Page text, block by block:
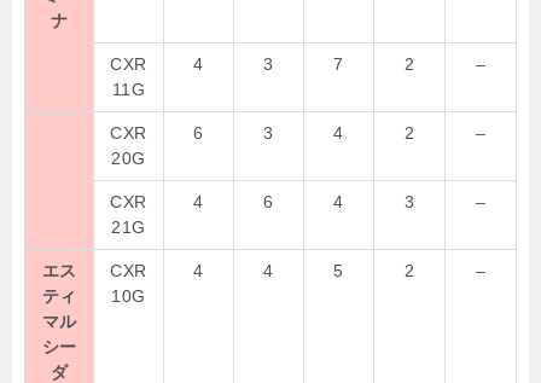
ナ
CXR
11G
4 3 7 2 –
CXR
20G
6 3 4 2 –
CXR
21G
4 6 4 3 –
エス
ティ
マル
シー
ダ
CXR
10G
4 4 5 2 –